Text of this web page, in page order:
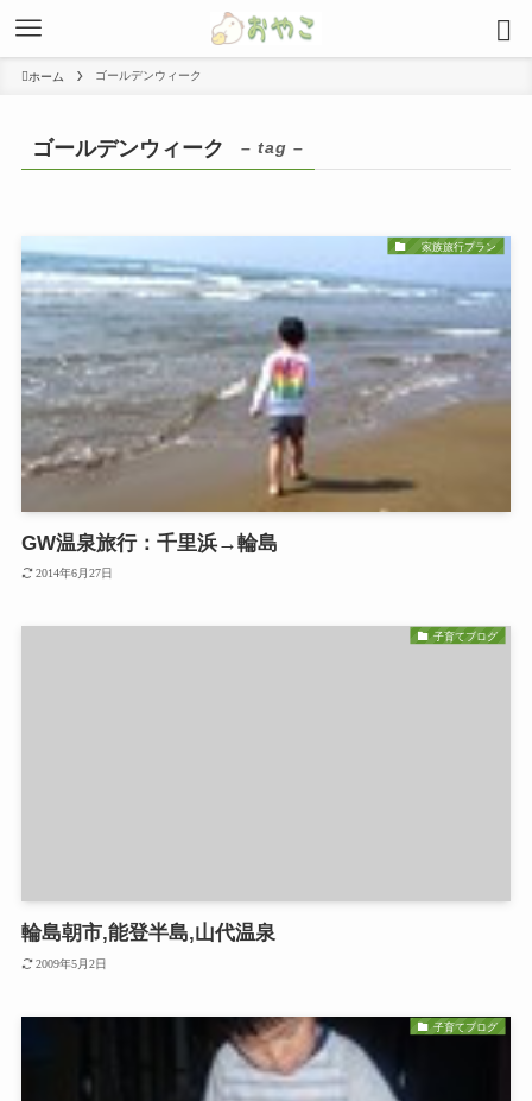
ホーム ゴールデンウィーク
ゴールデンウィーク – tag –
家族旅行プラン
GW温泉旅行：千里浜→輪島
2014年6月27日
子育てブログ
輪島朝市,能登半島,山代温泉
2009年5月2日
子育てブログ